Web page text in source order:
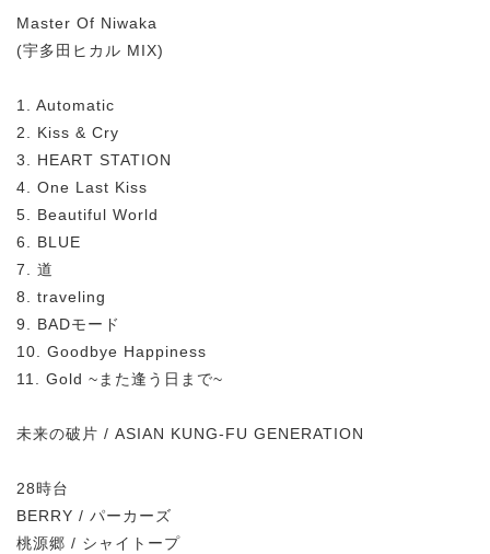
Master Of Niwaka
(宇多田ヒカル MIX)
1. Automatic
2. Kiss & Cry
3. HEART STATION
4. One Last Kiss
5. Beautiful World
6. BLUE
7. 道
8. traveling
9. BADモード
10. Goodbye Happiness
11. Gold ~また逢う日まで~
未来の破片 / ASIAN KUNG-FU GENERATION
28時台
BERRY / パーカーズ
桃源郷 / シャイトープ